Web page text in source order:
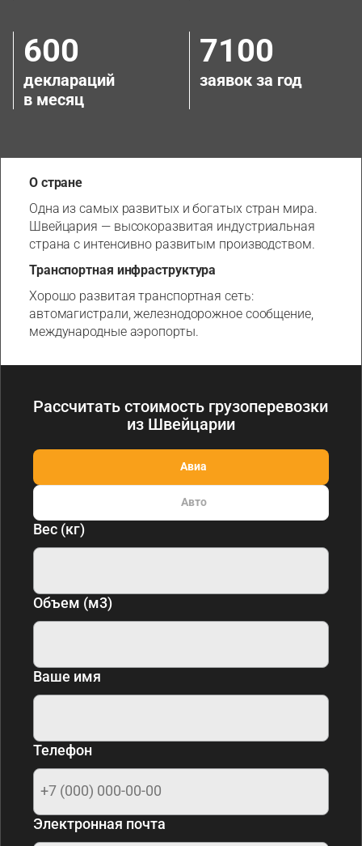
600
деклараций
в месяц
7100
заявок за год
О стране
Одна из самых развитых и богатых стран мира.
Швейцария — высокоразвитая индустриальная
страна с интенсивно развитым производством.
Транспортная инфраструктура
Хорошо развитая транспортная сеть:
автомагистрали, железнодорожное сообщение,
международные аэропорты.
Рассчитать стоимость грузоперевозки
из Швейцарии
Авиа
Авто
Вес (кг)
Объем (м3)
Ваше имя
Телефон
Электронная почта